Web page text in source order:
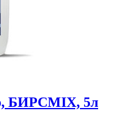
БИРСMIX, 5л